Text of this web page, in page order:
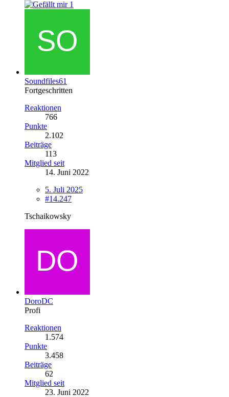
1
Soundfiles61
Fortgeschritten
Reaktionen
766
Punkte
2.102
Beiträge
113
Mitglied seit
14. Juni 2022
5. Juli 2025
#14.247
Tschaikowsky
DoroDC
Profi
Reaktionen
1.574
Punkte
3.458
Beiträge
62
Mitglied seit
23. Juni 2022